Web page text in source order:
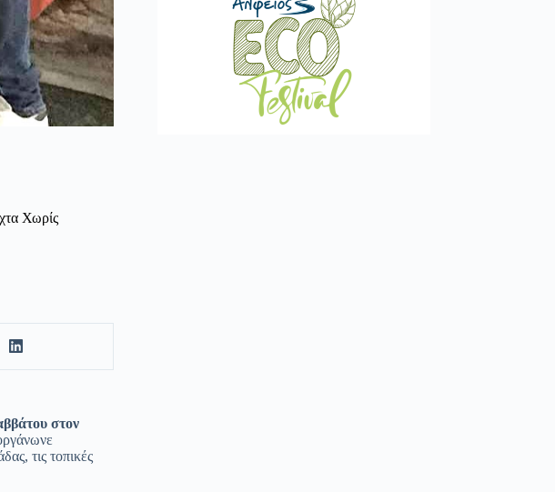
Χωρίς
στον
τις τοπικές